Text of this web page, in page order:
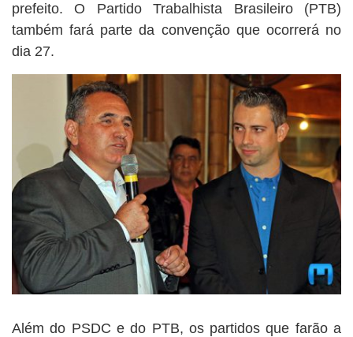
prefeito. O Partido Trabalhista Brasileiro (PTB)
também fará parte da convenção que ocorrerá no
dia 27.
Além do PSDC e do PTB, os partidos que farão a